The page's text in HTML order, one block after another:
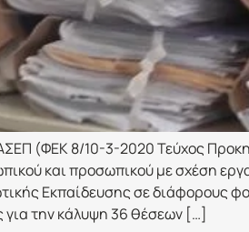
(ΦΕΚ 8/10-3-2020 Τεύχος
και προσωπικού με σχέση
Εκπαίδευσης σε διάφορους
για την κάλυψη 36 θέσεων […]